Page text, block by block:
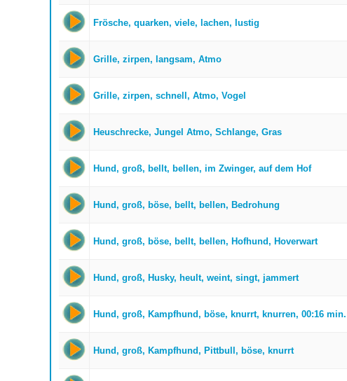
Frösche, quarken, viele, lachen, lustig
Grille, zirpen, langsam, Atmo
Grille, zirpen, schnell, Atmo, Vogel
Heuschrecke, Jungel Atmo, Schlange, Gras
Hund, groß, bellt, bellen, im Zwinger, auf dem Hof
Hund, groß, böse, bellt, bellen, Bedrohung
Hund, groß, böse, bellt, bellen, Hofhund, Hoverwart
Hund, groß, Husky, heult, weint, singt, jammert
Hund, groß, Kampfhund, böse, knurrt, knurren, 00:16 min.
Hund, groß, Kampfhund, Pittbull, böse, knurrt